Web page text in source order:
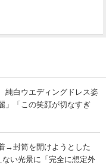
純白ウエディングドレス姿
」「この笑顔が切なすぎ
→封筒を開けようとした
い光景に「完全に想定外